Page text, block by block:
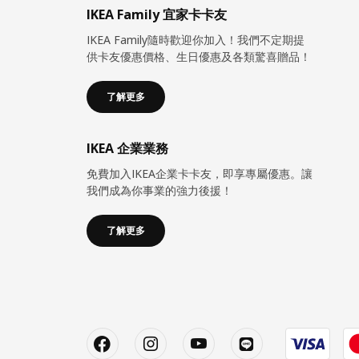
IKEA Family 宜家卡卡友
IKEA Family隨時歡迎你加入！我們不定期提
供卡友優惠價格、生日優惠及各類驚喜贈品！
了解更多
IKEA 企業業務
免費加入IKEA企業卡卡友，即享專屬優惠。讓
我們成為你事業的強力後援！
了解更多